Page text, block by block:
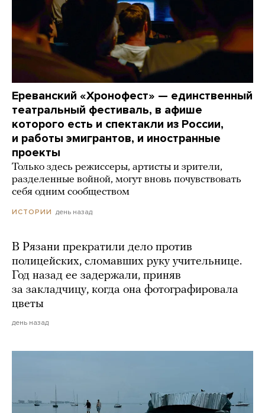
Ереванский «Хронофест» — единственный
театральный фестиваль, в афише
которого есть и спектакли из России,
и работы эмигрантов, и иностранные
проекты
Только здесь режиссеры, артисты и зрители,
разделенные войной, могут вновь почувствовать
себя одним сообществом
ИСТОРИИ день назад
В Рязани прекратили дело против
полицейских, сломавших руку учительнице.
Год назад ее задержали, приняв
за закладчицу, когда она фотографировала
цветы
день назад